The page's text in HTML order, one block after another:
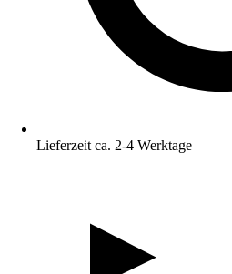
Lieferzeit ca. 2-4 Werktage